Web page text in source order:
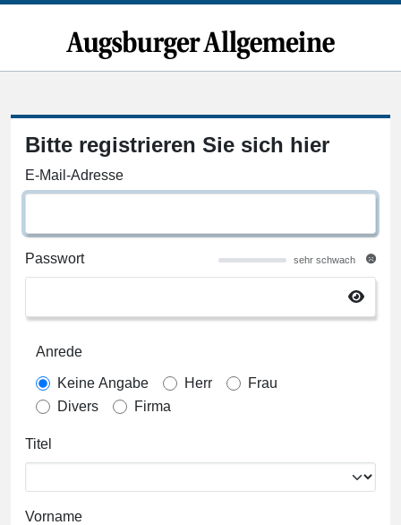
Bitte registrieren Sie sich hier
E-Mail-Adresse
Passwort sehr schwach
Anrede
Keine Angabe Herr
Frau
Divers
Firma
Titel
Vorname